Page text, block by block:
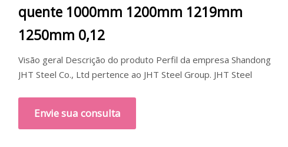
quente 1000mm 1200mm 1219mm
1250mm 0,12
Visão geral Descrição do produto Perfil da empresa Shandong
JHT Steel Co., Ltd pertence ao JHT Steel Group. JHT Steel
Envie sua consulta